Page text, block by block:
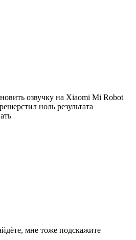
озвучку на Xiaomi Mi Robot
ноль результата
мне тоже подскажите